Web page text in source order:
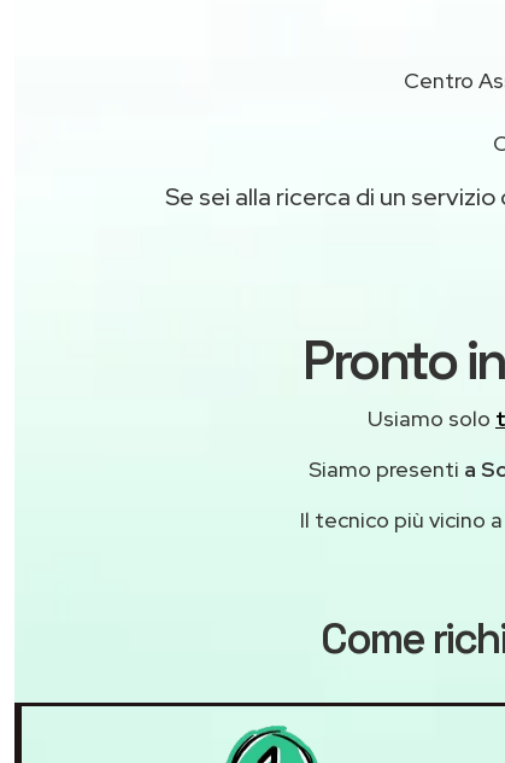
Centro
Se sei alla ricerca di un servizio
Pronto
Usiamo solo
Siamo presenti a
Il tecnico più vicino
Come